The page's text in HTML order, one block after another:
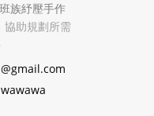
族紓壓手作
協助規劃所需